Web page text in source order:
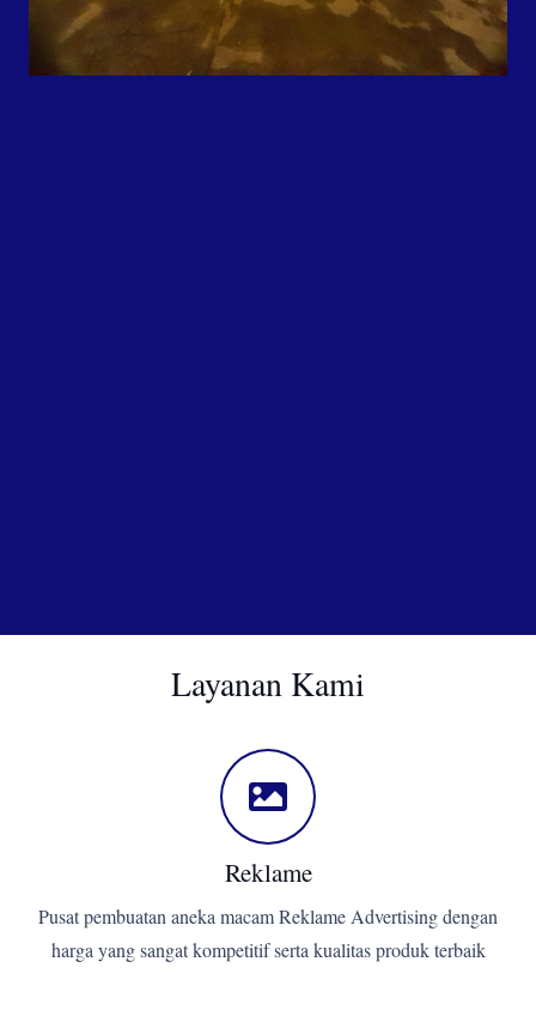
Layanan Kami
Reklame
Pusat pembuatan aneka macam Reklame Advertising dengan
harga yang sangat kompetitif serta kualitas produk terbaik